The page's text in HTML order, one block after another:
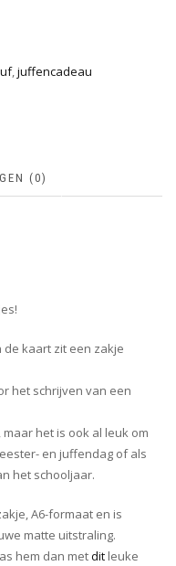
,juffencadeau
(0)
kaart zit een zakje
het schrijven van een
het is ook al leuk om
en juffendag of als
het schooljaar.
A6-formaat en is
matte uitstraling.
hem dan metdit leuke